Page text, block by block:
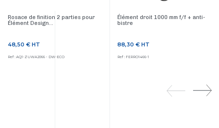
Rosace de finition 2 parties pour
Élément Design...
Prix
48,50 € HT
Ref : AQ1-ZUWA2066 - DW-ECO
Élément droit 1000 mm f/f + anti-
bistre
Prix
88,30 € HT
Ref : FERRO1466-1